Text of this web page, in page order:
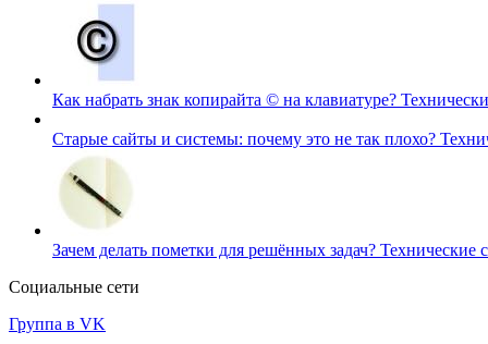
Как набрать знак копирайта © на клавиатуре?
Старые сайты и системы: почему это не так плохо?
Зачем делать пометки для решённых задач? Технические
Социальные сети
Группа в VK